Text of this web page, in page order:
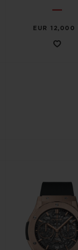
EUR 12,000